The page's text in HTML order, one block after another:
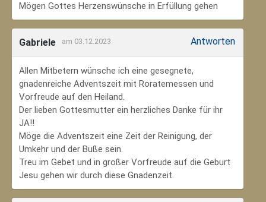
Mögen Gottes Herzenswünsche in Erfüllung gehen
Gabriele am 03.12.2023 Antworten
Allen Mitbetern wünsche ich eine gesegnete,
gnadenreiche Adventszeit mit Roratemessen und
Vorfreude auf den Heiland.
Der lieben Gottesmutter ein herzliches Danke für ihr
JA!!
Möge die Adventszeit eine Zeit der Reinigung, der
Umkehr und der Buße sein.
Treu im Gebet und in großer Vorfreude auf die Geburt
Jesu gehen wir durch diese Gnadenzeit.